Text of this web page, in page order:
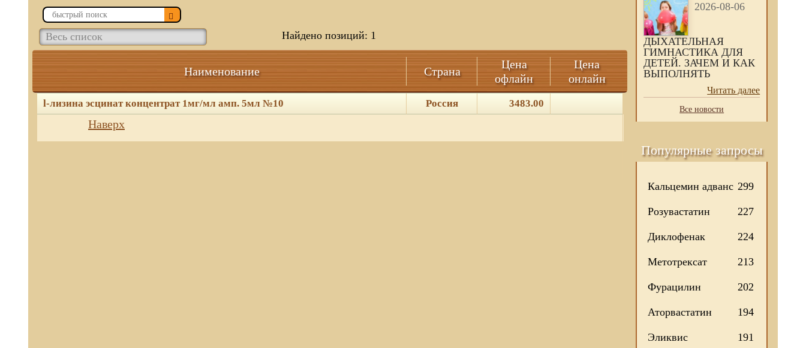
Найдено позиций: 1
Наименование Страна
Цена
офлайн
Цена
онлайн
l-лизина эсцинат концентрат 1мг/мл амп. 5мл №10 Россия 3483.00
Наверх
2026-08-06
ДЫХАТЕЛЬНАЯ
ГИМНАСТИКА ДЛЯ
ДЕТЕЙ. ЗАЧЕМ И КАК
ВЫПОЛНЯТЬ
Читать далее
Все новости
Популярные запросы
Кальцемин адванс 299
Розувастатин 227
Диклофенак 224
Метотрексат 213
Фурацилин 202
Аторвастатин 194
Эликвис 191